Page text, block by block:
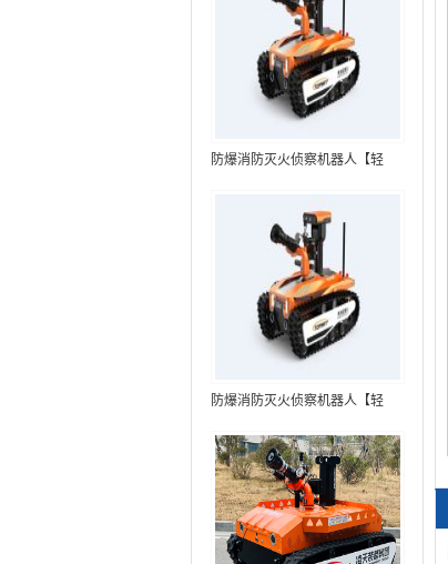
防爆消防灭火侦察机器人【轻
装置+语音控制+跟随功能+5G控
制+水炮跟踪火焰）RXR-
MC80BD（第8代）
防爆消防灭火侦察机器人【轻
装置+语音控制+跟随功能+5G控
制+水炮跟踪火焰+自主导航）